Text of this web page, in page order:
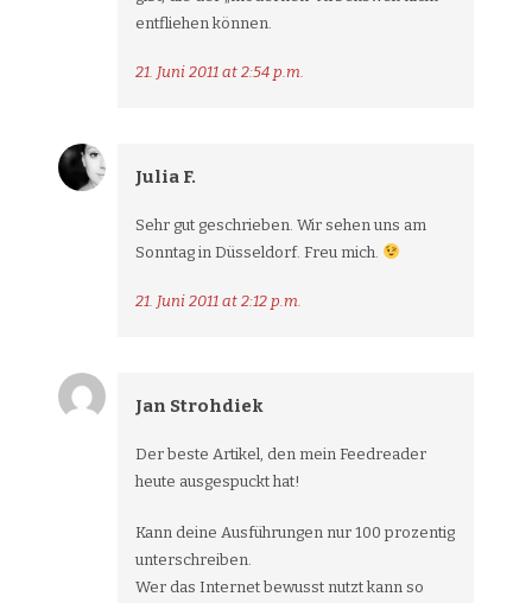
entfliehen können.
21. Juni 2011 at 2:54 p.m.
Julia F.
Sehr gut geschrieben. Wir sehen uns am
Sonntag in Düsseldorf. Freu mich.
21. Juni 2011 at 2:12 p.m.
Jan Strohdiek
Der beste Artikel, den mein Feedreader
heute ausgespuckt hat!
Kann deine Ausführungen nur 100 prozentig
unterschreiben.
Wer das Internet bewusst nutzt kann so